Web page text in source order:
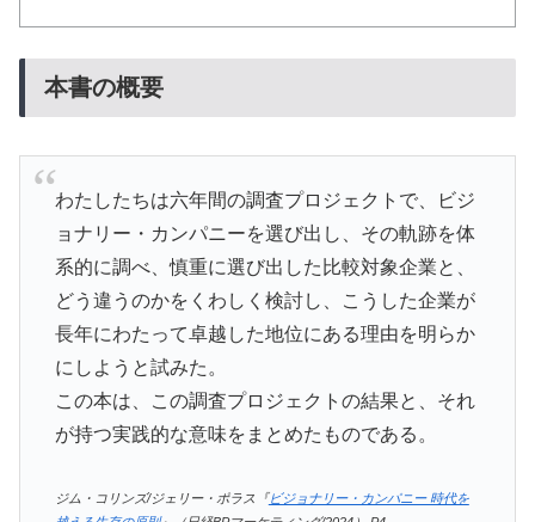
本書の概要
わたしたちは六年間の調査プロジェクトで、ビジ
ョナリー・カンパニーを選び出し、その軌跡を体
系的に調べ、慎重に選び出した比較対象企業と、
どう違うのかをくわしく検討し、こうした企業が
長年にわたって卓越した地位にある理由を明らか
にしようと試みた。
この本は、この調査プロジェクトの結果と、それ
が持つ実践的な意味をまとめたものである。
ジム・コリンズ/ジェリー・ポラス『ビジョナリー・カンパニー 時代を